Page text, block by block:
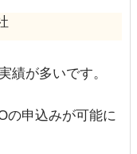
績が多いです。
の申込みが可能に